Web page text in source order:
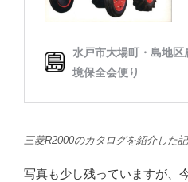
三菱R2000のカタログを紹介した
写真も少し残っていますが、